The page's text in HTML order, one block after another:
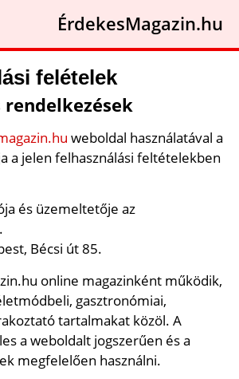
ÉrdekesMagazin.hu
felételek
rendelkezések
weboldal használatával a
a jelen felhasználási feltételekben
és üzemeltetője az
Bécsi út 85.
online magazinként működik,
gasztronómiai,
tartalmakat közöl. A
a weboldalt jogszerűen és a
megfelelően használni.